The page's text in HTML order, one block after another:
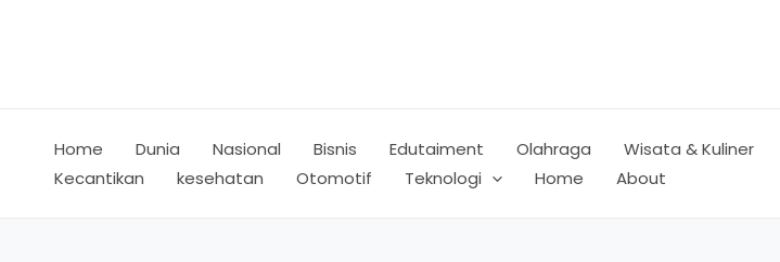
Home Dunia Nasional Bisnis Edutaiment Olahraga Wisata & Kuliner
Kecantikan
kesehatan Otomotif Teknologi Home About